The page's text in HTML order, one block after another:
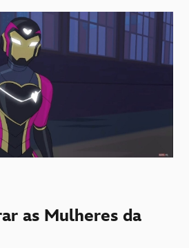
as Mulheres da